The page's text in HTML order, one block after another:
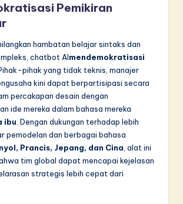
Pemikiran
hambatan belajar sintaks dan
chatbot AImendemokratisasi
Pihak-pihak yang tidak teknis, manajer
kini dapat berpartisipasi secara
percakapan desain dengan
ide mereka dalam bahasa mereka
ibu . Dengan dukungan terhadap lebih
pemodelan dan berbagai bahasa
Prancis, Jepang, dan Cina , alat ini
tim global dapat mencapai kejelasan
strategis lebih cepat dari